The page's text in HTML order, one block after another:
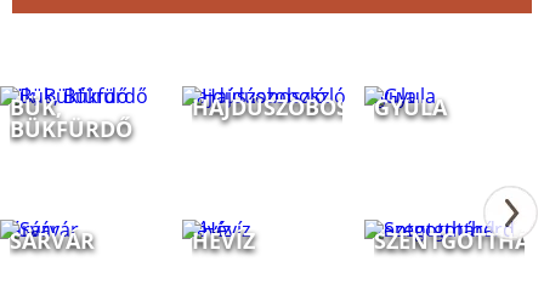
BÜK,
BÜKFÜRDŐ
Bük, Bükfürdő
SÁRVÁR
Sárvár
HAJDÚSZOBOSZLÓ
Hajdúszoboszló
HÉVÍZ
Hévíz
GYULA
Gyula
Szentgotthárd